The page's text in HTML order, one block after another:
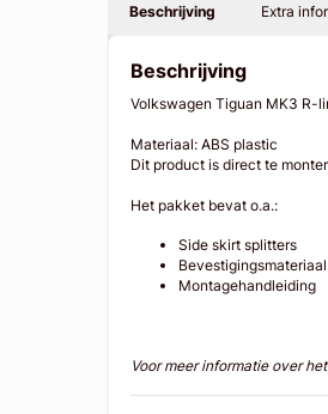
Beschrijving Extra
Beschrijving
Volkswagen Tiguan MK3 R-
Materiaal: ABS plastic
Dit product is direct te
Het pakket bevat o.a.:
Side skirt splitters
Bevestigingsmateriaal
Montagehandleiding
Voor meer informatie over